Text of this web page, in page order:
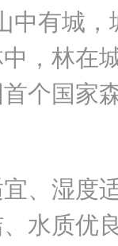
中有城
，林在
个国家
、湿度
水质优